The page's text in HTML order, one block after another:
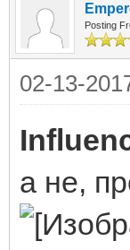
Posting
02-13-
а не,